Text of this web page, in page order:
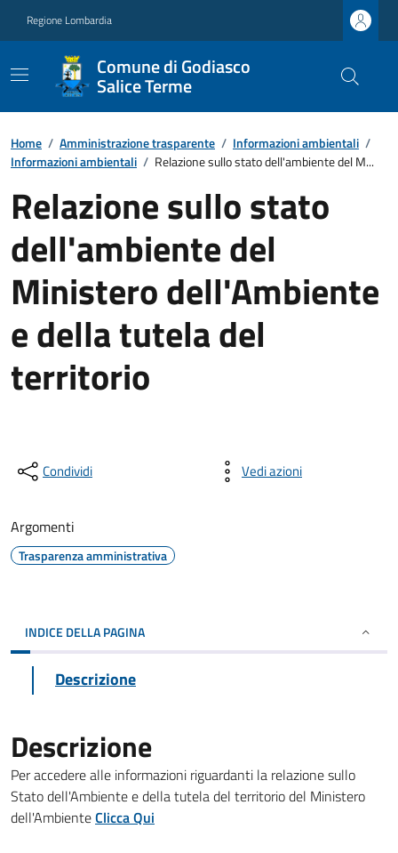
Regione Lombardia
Comune di Godiasco
Salice Terme
Home / Amministrazione trasparente / Informazioni ambientali /
Informazioni ambientali / Relazione sullo stato dell'ambiente del M...
Relazione sullo stato
dell'ambiente del
Ministero dell'Ambiente
e della tutela del
territorio
Condividi Vedi azioni
Argomenti
Trasparenza amministrativa
INDICE DELLA PAGINA
Descrizione
Descrizione
Per accedere alle informazioni riguardanti la relazione sullo
Stato dell'Ambiente e della tutela del territorio del Ministero
dell'AmbienteClicca Qui